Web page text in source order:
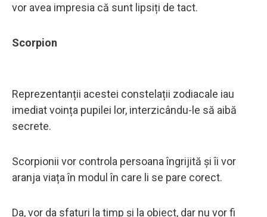
vor avea impresia că sunt lipsiți de tact.
Scorpion
Reprezentanții acestei constelații zodiacale iau
imediat voința pupilei lor, interzicându-le să aibă
secrete.
Scorpionii vor controla persoana îngrijită și îi vor
aranja viața în modul în care li se pare corect.
Da, vor da sfaturi la timp și la obiect, dar nu vor fi